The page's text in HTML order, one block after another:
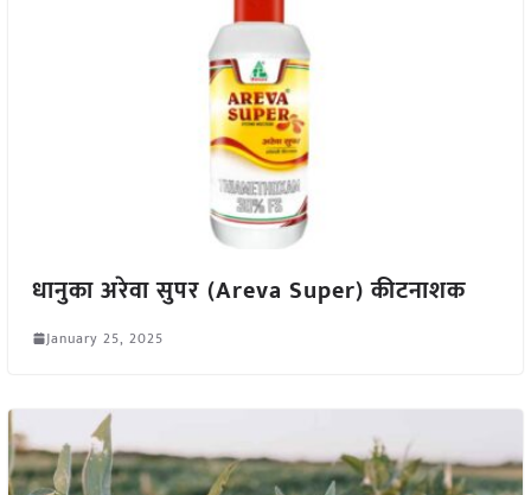
धानुका अरेवा सुपर (Areva Super) कीटनाशक
January 25, 2025